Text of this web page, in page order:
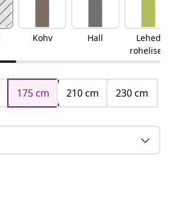
Kohv Hall
Lehed
rohelised
175 cm 210 cm
230 cm